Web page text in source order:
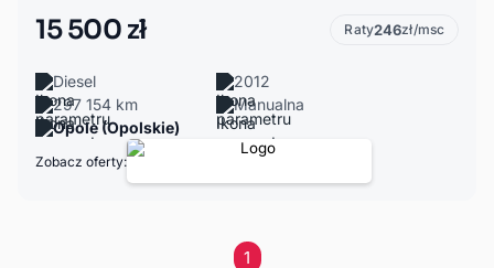
15 500 zł Raty246zł/msc
Diesel
2012
297 154 km
Manualna
Opole (Opolskie)
Zobacz oferty:
1